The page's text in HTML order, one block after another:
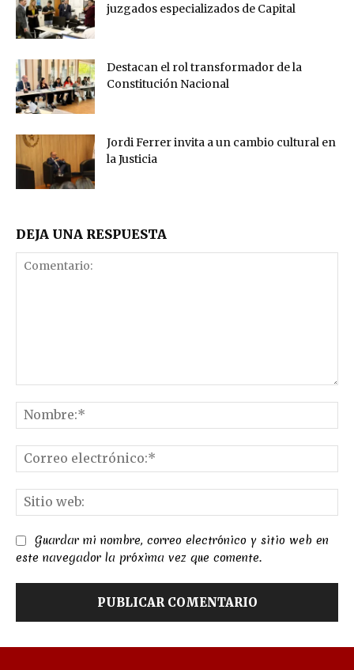
juzgados especializados de Capital
Destacan el rol transformador de la
Constitución Nacional
Jordi Ferrer invita a un cambio cultural en
la Justicia
DEJA UNA RESPUESTA
Guardar mi nombre, correo electrónico y sitio web en
este navegador la próxima vez que comente.